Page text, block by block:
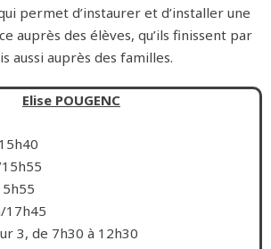
permet d’instaurer et d’installer une
auprès des élèves, qu’ils finissent par
aussi auprès des familles.
Elise POUGENC
17h45
3, de 7h30 à 12h30